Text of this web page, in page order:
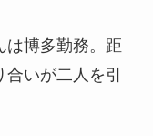
は博多勤務。距
いが二人を引